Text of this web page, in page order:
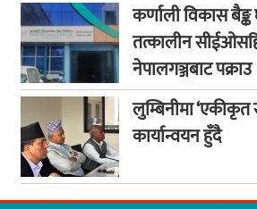
कर्णाली विकास बैङ्क
तत्कालीन
नेपालगञ्जबाट पक्राउ
लुम्बिनीमा ‘एकीकृत
कार्यान्वयन हुँदै